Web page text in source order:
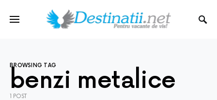
BROWSING TAG
benzi metalice
1 POST